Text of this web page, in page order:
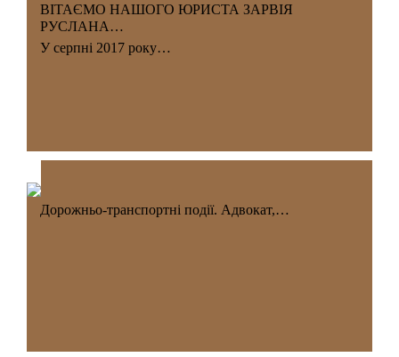
ВІТАЄМО НАШОГО ЮРИСТА ЗАРВІЯ
РУСЛАНА…
У серпні 2017 року…
Дорожньо-транспортні події. Адвокат,…